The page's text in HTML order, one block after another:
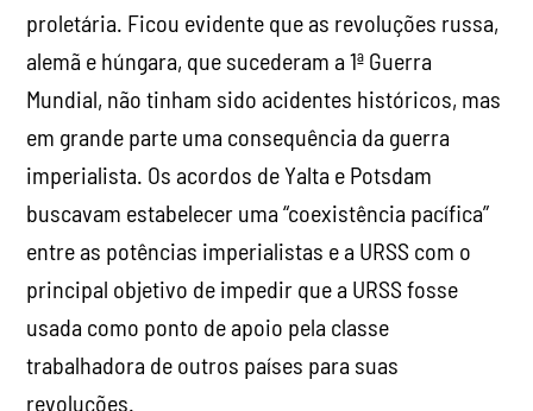
proletária. Ficou evidente que as revoluções russa,
alemã e húngara, que sucederam a 1ª Guerra
Mundial, não tinham sido acidentes históricos, mas
em grande parte uma consequência da guerra
imperialista. Os acordos de Yalta e Potsdam
buscavam estabelecer uma “coexistência pacífica”
entre as potências imperialistas e a URSS com o
principal objetivo de impedir que a URSS fosse
usada como ponto de apoio pela classe
trabalhadora de outros países para suas
revoluções.